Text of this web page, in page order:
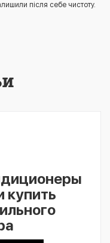
після себе чистоту.
купить